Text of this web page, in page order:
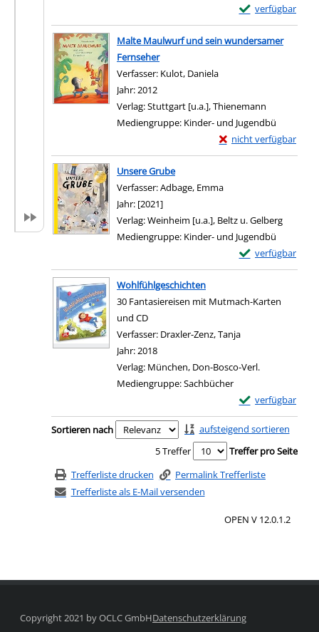
verfügbar
Exemplar-Details
Zum Download
Malte Maulwurf und sein wundersamer
Fernseher
Verfasser: Kulot, Daniela
Jahr:2012
Verlag:Stuttgart [u.a.], Thienemann
Mediengruppe: Kinder- und Jugendbü
nicht verfügbar
Exemplar-Details von
Zum Download von
Unsere Grube
Verfasser:Adbage, Emma
Jahr: [2021]
Verlag:Weinheim [u.a.], Beltz u. Gelberg
Mediengruppe: Kinder- und Jugendbü
verfügbar
Exemplar-Details
Zum Download
Wohlfühlgeschichten
30 Fantasiereisen mit Mutmach-Karten
und CD
Verfasser: Draxler-Zenz, Tanja
Jahr:2018
Verlag: München, Don-Bosco-Verl.
Mediengruppe:Sachbücher
verfügbar
Exemplar-
Zum Download
Zu den Suchfiltern springen
Sortieren nach
aufsteigend sortieren
5 Treffer
Treffer pro Seite
Trefferliste drucken
Permalink Trefferliste
Trefferliste als E-Mail versenden
OPEN V 12.0.1.2
Copyright 2021 by OCLC GmbHDatenschutzerklärung